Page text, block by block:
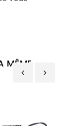
MÊME